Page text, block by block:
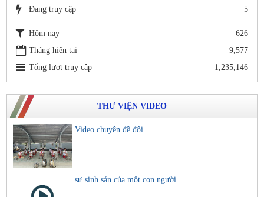
Đang truy cập 5
Hôm nay
626
Tháng hiện tại
9,577
Tổng lượt truy cập
1,235,146
THƯ VIỆN VIDEO
Video chuyên đề đội
sự sinh sản của một con người